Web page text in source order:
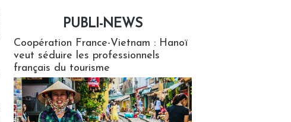
PUBLI-NEWS
Coopération France-Vietnam : Hanoï
veut séduire les professionnels
français du tourisme